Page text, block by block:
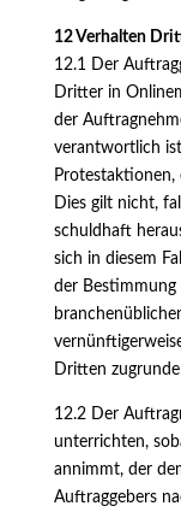
12 Verhalten
12.1 Der
Dritter in
der
verantwortlich
Protestaktionen,
Dies gilt nicht,
schuldhaft
sich in diesem
der Bestimmung
Dritten zugrunde
12.2 Der
unterrichten,
annimmt, der
Auftraggebers